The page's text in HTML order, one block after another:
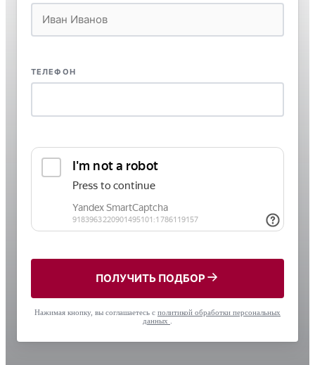
ТЕЛЕФОН
ПОЛУЧИТЬ ПОДБОР
Нажимая кнопку, вы соглашаетесь с политикой обработки персональных
данных